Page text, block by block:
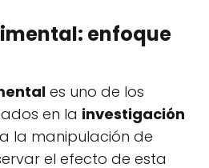
enfoque
es uno de los
en la investigación
la manipulación de
el efecto de esta